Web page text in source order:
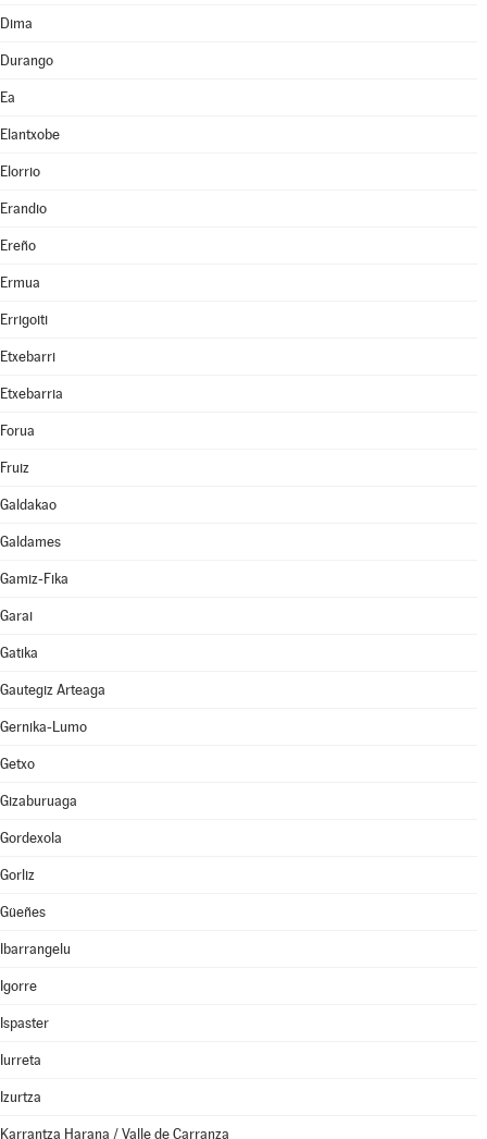
Dima
Durango
Ea
Elantxobe
Elorrio
Erandio
Ereño
Ermua
Errigoiti
Etxebarri
Etxebarria
Forua
Fruiz
Galdakao
Galdames
Gamiz-Fika
Garai
Gatika
Gautegiz Arteaga
Gernika-Lumo
Getxo
Gizaburuaga
Gordexola
Gorliz
Güeñes
Ibarrangelu
Igorre
Ispaster
Iurreta
Izurtza
Karrantza Harana / Valle de Carranza